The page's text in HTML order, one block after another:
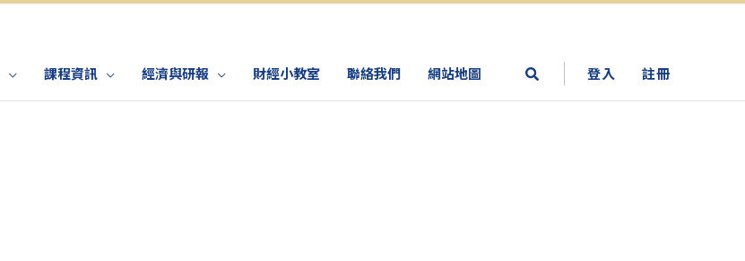
課程資訊 經濟與研報 財經小教室 聯絡我們 網站地圖 登入 註冊